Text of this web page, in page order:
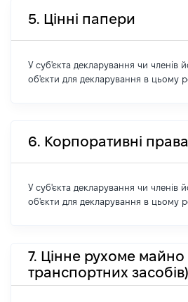
5. Цінні папери
У суб'єкта декларування чи членів
об'єкти для декларування в цьому
6. Корпоративні права
У суб'єкта декларування чи членів
об'єкти для декларування в цьому
7. Цінне рухоме майно
транспортних засобів)